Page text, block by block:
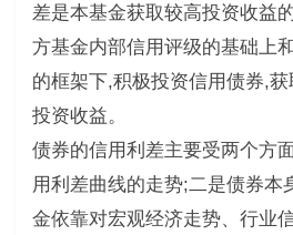
差是本基金获取较高投资收益
方基金内部信用评级的基础上
的框架下,积极投资信用债券,
投资收益。
债券的信用利差主要受两个方
用利差曲线的走势;二是债券本
金依靠对宏观经济走势、行业